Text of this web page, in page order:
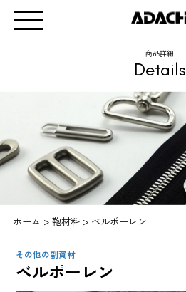
商品詳細
Details
ホーム > 鞄材料> ベルポーレン
その他の副資材
ベルポーレン